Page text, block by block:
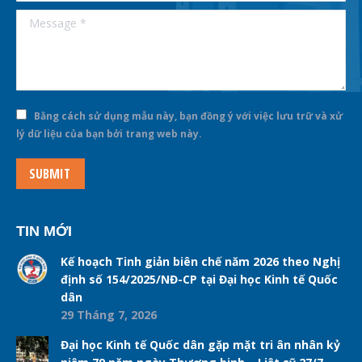
Message *
Bằng cách sử dụng mẫu này, bạn đồng ý với việc lưu trữ và xử
lý dữ liệu của bạn bởi trang web này.
SUBMIT
TIN MỚI
Kế hoạch Tinh giản biên chế năm 2026 theo Nghị
định số 154/2025/NĐ-CP tại Đại học Kinh tế Quốc
dân
29 Tháng 7, 2026
Đại học Kinh tế Quốc dân gặp mặt tri ân nhân kỷ